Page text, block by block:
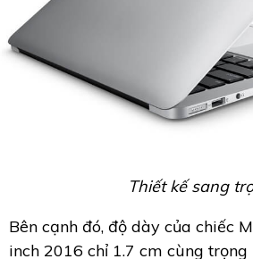
Thiết kế sang
Bên cạnh đó, độ dày của chiếc
inch 2016 chỉ 1.7 cm cùng